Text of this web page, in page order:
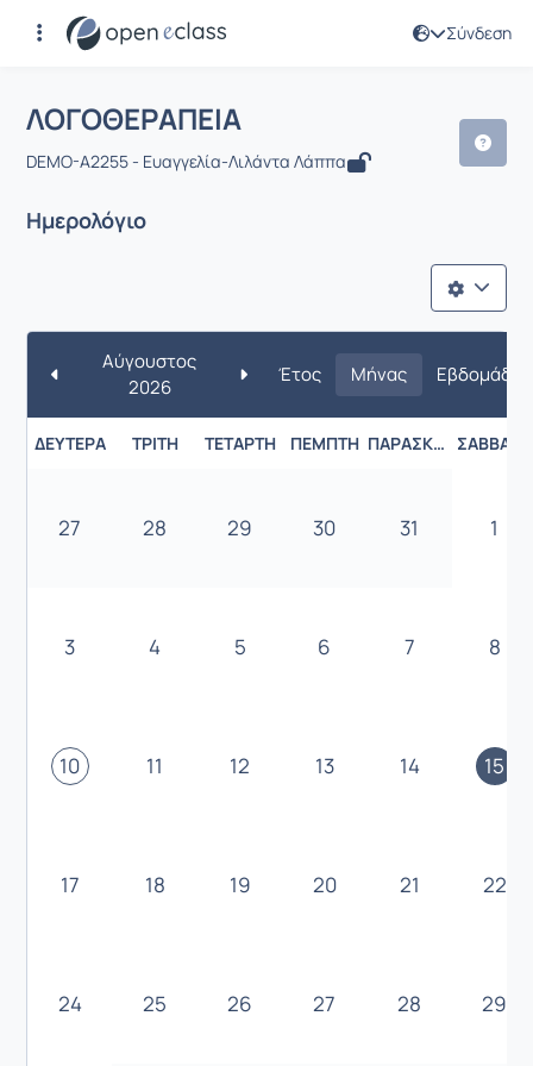
Σύνδεση
Μάθημα : ΛΟΓΟΘΕΡΑΠΕΙΑ
ΛΟΓΟΘΕΡΑΠΕΙΑ
DEMO-A2255 - Ευαγγελία-Λιλάντα Λάππα
Ημερολόγιο
Αύγουστος
2026
Έτος Μήνας Εβδομάδα
ΔΕΥΤΈΡΑ ΤΡΊΤΗ ΤΕΤΆΡΤΗ ΠΈΜΠΤΗ ΠΑΡΑΣΚΕΥΉ ΣΆΒΒΑΤΟ
27 28 29 30 31 1
3 4 5 6 7 8
10 11 12 13 14 15
17 18 19 20 21 22
24 25 26 27 28 29